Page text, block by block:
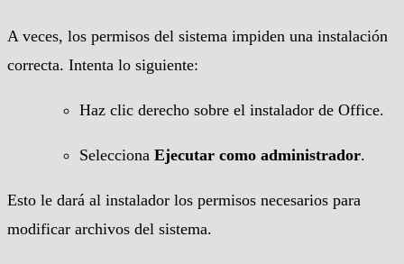
A veces, los permisos del sistema impiden una instalación
correcta. Intenta lo siguiente:
Haz clic derecho sobre el instalador de Office.
Selecciona Ejecutar como administrador.
Esto le dará al instalador los permisos necesarios para
modificar archivos del sistema.